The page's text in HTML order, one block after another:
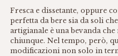
Fresca e dissetante, oppure
perfetta da bere sia da soli
artigianale è una bevanda che
chiunque. Nel tempo, però,
modificazioni non solo in